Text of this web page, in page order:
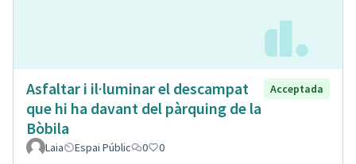
Asfaltar i il·luminar el descampat
que hi ha davant del pàrquing de la
Bòbila
Acceptada
Laia Espai Públic 0 0